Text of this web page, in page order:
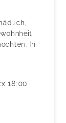
In
18:00